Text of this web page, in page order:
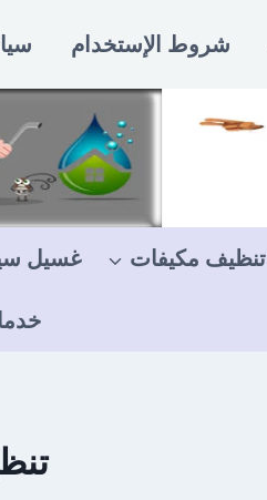
شروط الإستخدام
تنظيف مكيفات غسيل